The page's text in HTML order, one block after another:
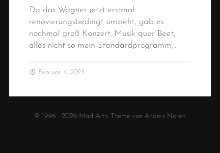
Da das Wagner jetzt erstmal
renovierungsbedingt umzieht, gab es
nochmal groß Konzert. Musik quer Beet,
alles nicht so mein Standardprogramm,…
Februar 4, 2023
© 1996 - 2026 Mad Arts. Theme von Anders Norén.